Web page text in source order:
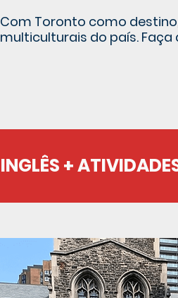
Com Toronto como
multiculturais do país.
+